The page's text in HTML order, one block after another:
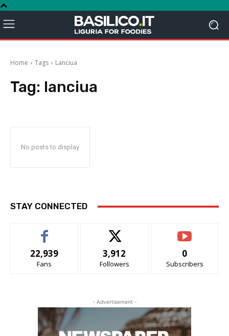
Home Tags Lanciua
Tag: lanciua
No posts to display
STAY CONNECTED
22,939
Fans
3,912
Followers
0
Subscribers
- Advertisement -